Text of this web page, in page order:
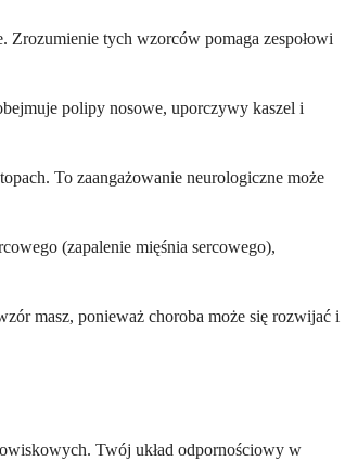
Zrozumienie tych wzorców pomaga zespołowi
polipy nosowe, uporczywy kaszel i
To zaangażowanie neurologiczne może
(zapalenie mięśnia sercowego),
masz, ponieważ choroba może się rozwijać i
Twój układ odpornościowy w